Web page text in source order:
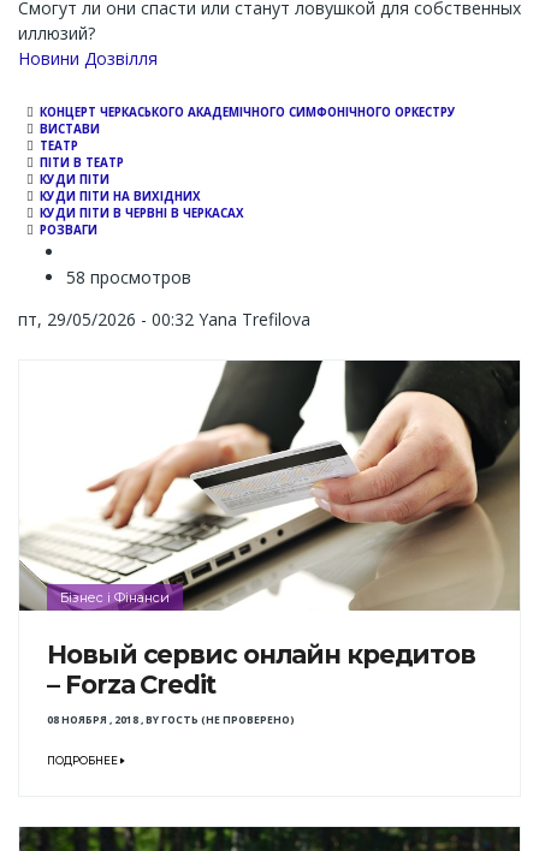
Смогут ли они спасти или станут ловушкой для собственных
иллюзий?
Channel
Новини Дозвілля
КОНЦЕРТ ЧЕРКАСЬКОГО АКАДЕМІЧНОГО СИМФОНІЧНОГО ОРКЕСТРУ
ВИСТАВИ
ТЕАТР
ПІТИ В ТЕАТР
КУДИ ПІТИ
КУДИ ПІТИ НА ВИХІДНИХ
КУДИ ПІТИ В ЧЕРВНІ В ЧЕРКАСАХ
РОЗВАГИ
58 просмотров
пт, 29/05/2026 - 00:32 Yana Trefilova
Бізнес і Фінанси
Новый сервис онлайн кредитов
– Forza Credit
08 НОЯБРЯ , 2018,BYГОСТЬ (НЕ ПРОВЕРЕНО)
ПОДРОБНЕЕ